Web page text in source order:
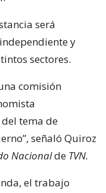
será
y
sectores.
comisión
tema de
señaló Quiroz
Nacionalde TVN.
el trabajo